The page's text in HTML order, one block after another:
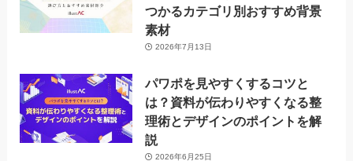
つかるカテゴリ別おすすめ背景
素材
2026年7月13日
パワポを見やすくするコツと
は？資料が伝わりやすくなる整
理術とデザインのポイントを解
説
2026年6月25日